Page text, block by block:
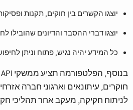
יוצגו הקשרים בין חוקים, תקנות
יוצגו דברי ההסבר והדיונים שהובילו
כל המידע יהיה נגיש, פתוח וניתן
חוקרים, עיתונאים וארגוני חברה
לניתוח חקיקה, מעקב אחר תהליכי